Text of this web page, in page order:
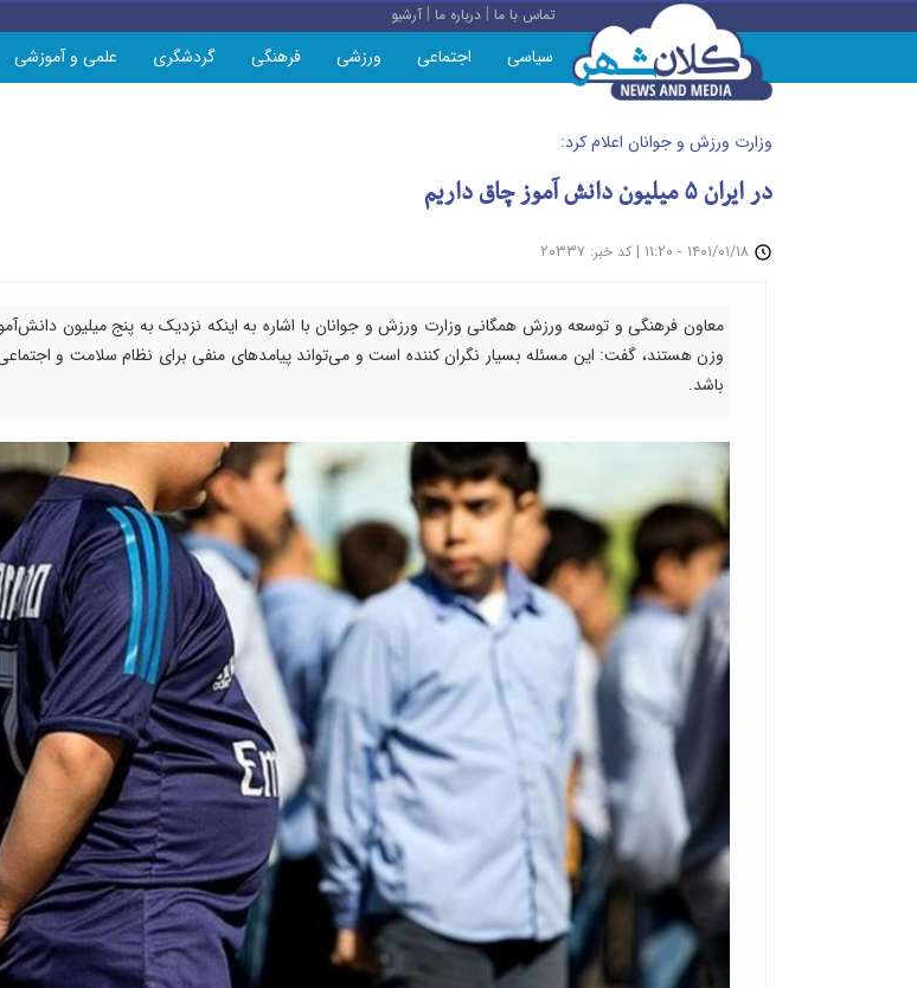
تماس با ما |درباره ما |آرشیو
سیاسی اجتماعی ورزشی فرهنگی گردشگری علمی و آموزشی
وزارت ورزش و جوانان اعلام کرد:
در ایران ۵ میلیون دانش آموز چاق داریم
| کد خبر: ۲۰۳۳۷
معاون فرهنگی و توسعه ورزش همگانی وزارت ورزش و جوانان با اشاره به اینکه نزدیک به پنج میلیون
وزن هستند، ‌گفت: این مسئله بسیار نگران کننده است و می‌تواند پیامدهای منفی برای نظام سلامت و
باشد.